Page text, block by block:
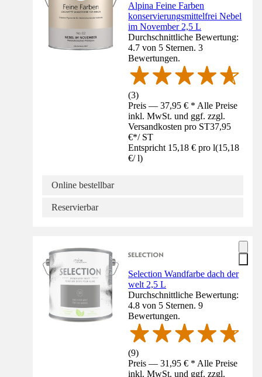
Alpina Feine Farben
konservierungsmittelfrei Nebel
im November 2,5 L
Durchschnittliche Bewertung:
4.7 von 5 Sternen. 3
Bewertungen.
(3)
Preis — 37,95 € * Alle Preise
inkl. MwSt. und ggf. zzgl.
Versandkosten pro ST37,95
€*/ ST
Entspricht 15,18 € pro l(15,18
€/ l)
Online bestellbar
Reservierbar
Selection Wandfarbe dach der
welt 2,5 L
Durchschnittliche Bewertung:
4.8 von 5 Sternen. 9
Bewertungen.
(9)
Preis — 31,95 € * Alle Preise
inkl. MwSt. und ggf. zzgl.